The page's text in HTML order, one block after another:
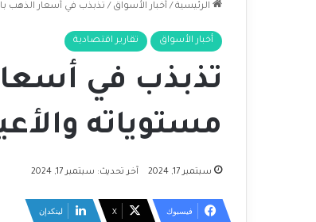
الرئيسية / أخبار الأسواق / تذبذب في أسعار الذهب
أخبار الأسواق تقارير اقتصادية
تذبذب في
مستوياته
سبتمبر 17, 2024 آخر تحديث: سبتمبر 17, 2024
فيسبوك ‫X لينكدإن